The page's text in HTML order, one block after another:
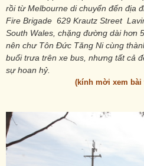
rồi từ Melbourne di chuyển đến địa
Fire Brigade 629 Krautz Street
South Wales, chặng đường dài hơn
nên chư Tôn Đức Tăng Ni cùng
buổi trưa trên xe bus, nhưng tất cả
sự hoan hỷ.
(kính mời xem